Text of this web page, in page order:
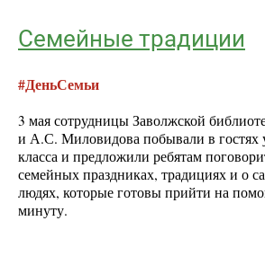
Семейные традиции
#ДеньСемьи
3 мая сотрудницы Заволжской
и А.С. Миловидова побывали в гостях
класса и предложили ребятам
семейных праздниках, традициях и о
людях, которые готовы прийти на
минуту.